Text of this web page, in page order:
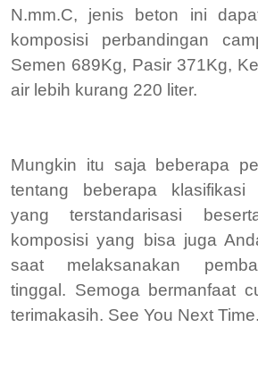
N.mm.C, jenis beton ini
komposisi perbandingan
Semen 689Kg, Pasir 371Kg,
air lebih kurang 220 liter.
Mungkin itu saja beberapa
tentang beberapa klasifikasi
yang terstandarisasi
komposisi yang bisa juga
saat melaksanakan
tinggal. Semoga bermanfaat
terimakasih. See You Next